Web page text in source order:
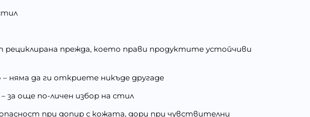
рециклирана прежда, което прави продуктите устойчиви
няма да ги откриете никъде другаде
за още по-личен избор на стил
при допир с кожата, дори при чувствителни